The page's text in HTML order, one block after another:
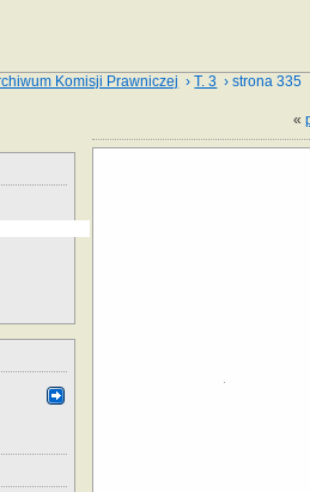
Komisji Prawniczej ›T. 3 › strona 335
«